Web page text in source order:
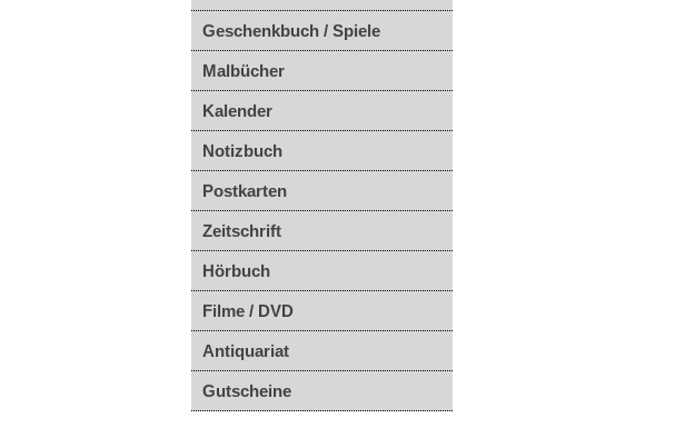
Geschenkbuch / Spiele
Malbücher
Kalender
Notizbuch
Postkarten
Zeitschrift
Hörbuch
Filme / DVD
Antiquariat
Gutscheine